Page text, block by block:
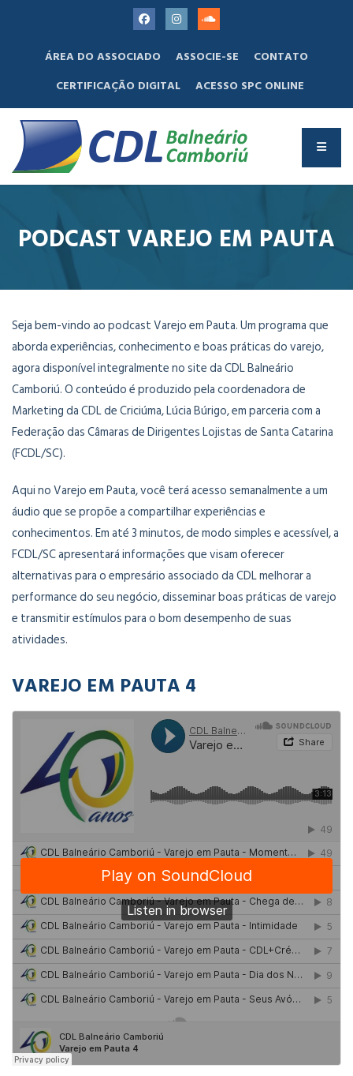
ÁREA DO ASSOCIADO ASSOCIE-SE
CONTATO
CERTIFICAÇÃO DIGITAL
ACESSO SPC ONLINE
PODCAST VAREJO EM PAUTA
Seja bem-vindo ao podcast Varejo em Pauta. Um programa que
aborda experiências, conhecimento e boas práticas do varejo,
agora disponível integralmente no site da CDL Balneário
Camboriú. O conteúdo é produzido pela coordenadora de
Marketing da CDL de Criciúma, Lúcia Búrigo, em parceria com a
Federação das Câmaras de Dirigentes Lojistas de Santa Catarina
(FCDL/SC).
Aqui no Varejo em Pauta, você terá acesso semanalmente a um
áudio que se propõe a compartilhar experiências e
conhecimentos. Em até 3 minutos, de modo simples e acessível, a
FCDL/SC apresentará informações que visam oferecer
alternativas para o empresário associado da CDL melhorar a
performance do seu negócio, disseminar boas práticas de varejo
e transmitir estímulos para o bom desempenho de suas
atividades.
VAREJO EM PAUTA 4